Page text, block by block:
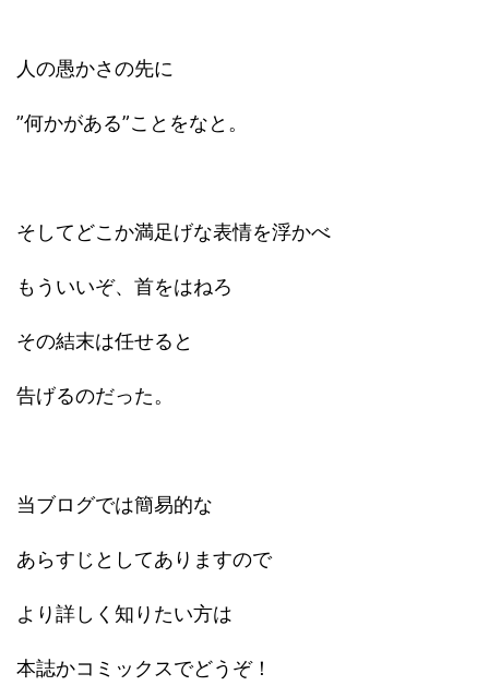
人の愚かさの先に
”何かがある”ことをなと。
そしてどこか満足げな表情を浮かべ
もういいぞ、首をはねろ
その結末は任せると
告げるのだった。
当ブログでは簡易的な
あらすじとしてありますので
より詳しく知りたい方は
本誌かコミックスでどうぞ！